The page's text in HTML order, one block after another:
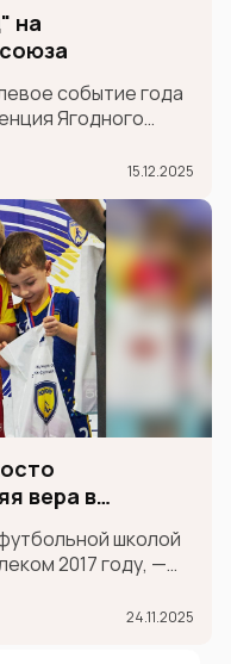
на
событие года
Ягодного
15.12.2025
вера в
школой
2017 году, —
глазах сотни24.11.2025